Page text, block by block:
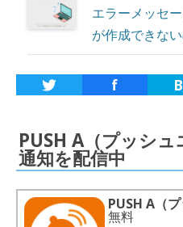
エラーメッセ
が作成できな
f
PUSH A（プッシ
通知を配信中
PUSH A（プ
無料